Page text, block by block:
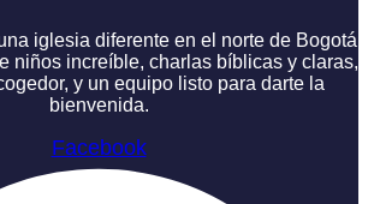
iglesia diferente en el norte de Bogotá
niños increíble, charlas bíblicas y claras,
y un equipo listo para darte la
bienvenida.
Facebook